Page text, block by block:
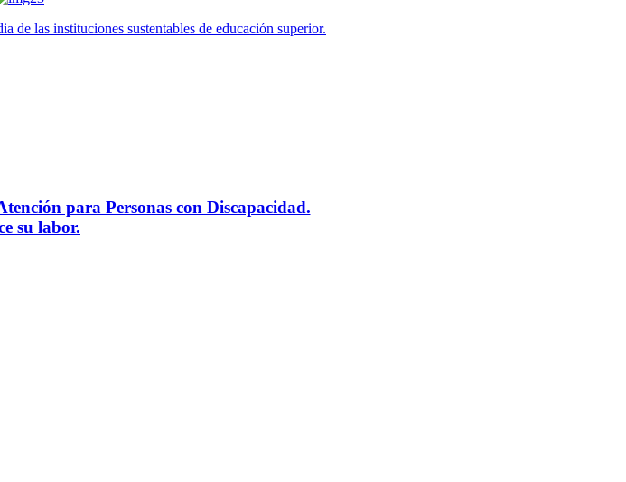
de las instituciones sustentables de educación superior.
para Personas con Discapacidad.
su labor.